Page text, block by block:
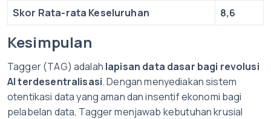
Skor Rata-rata Keseluruhan
8,6
Kesimpulan
Tagger (TAG) adalah lapisan data dasar bagi revolusi
AI terdesentralisasi. Dengan menyediakan sistem
otentikasi data yang aman dan insentif ekonomi bagi
pelabelan data, Tagger menjawab kebutuhan krusial